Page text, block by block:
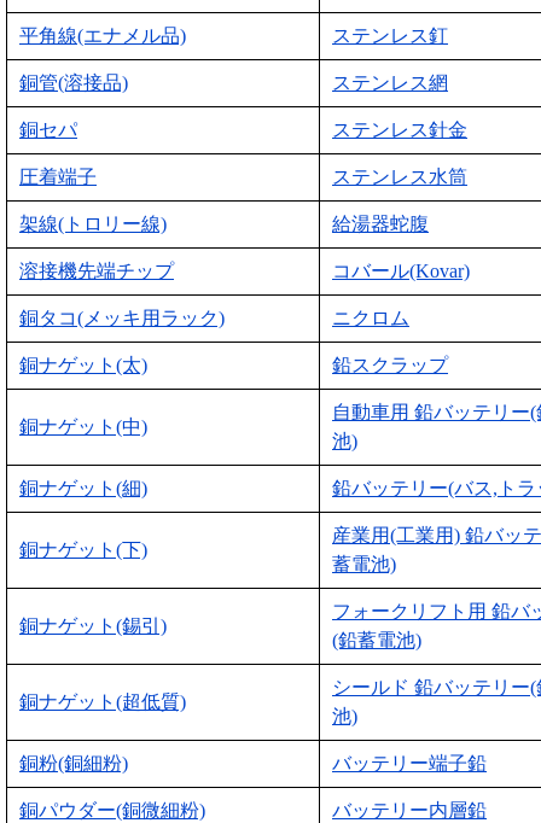
平角線(エナメル品) ステンレス釘
銅管(溶接品) ステンレス網
銅セパ ステンレス針金
圧着端子 ステンレス水筒
架線(トロリー線) 給湯器蛇腹
溶接機先端チップ コバール(Kovar)
銅タコ(メッキ用ラック) ニクロム
銅ナゲット(太) 鉛スクラップ
銅ナゲット(中)
自動車用 鉛バッテリー
池)
銅ナゲット(細) 鉛バッテリー(バス,トラ
銅ナゲット(下)
産業用(工業用) 鉛バッ
蓄電池)
銅ナゲット(錫引)
フォークリフト用 鉛バ
(鉛蓄電池)
銅ナゲット(超低質)
シールド 鉛バッテリー
池)
銅粉(銅細粉) バッテリー端子鉛
銅パウダー(銅微細粉) バッテリー内層鉛